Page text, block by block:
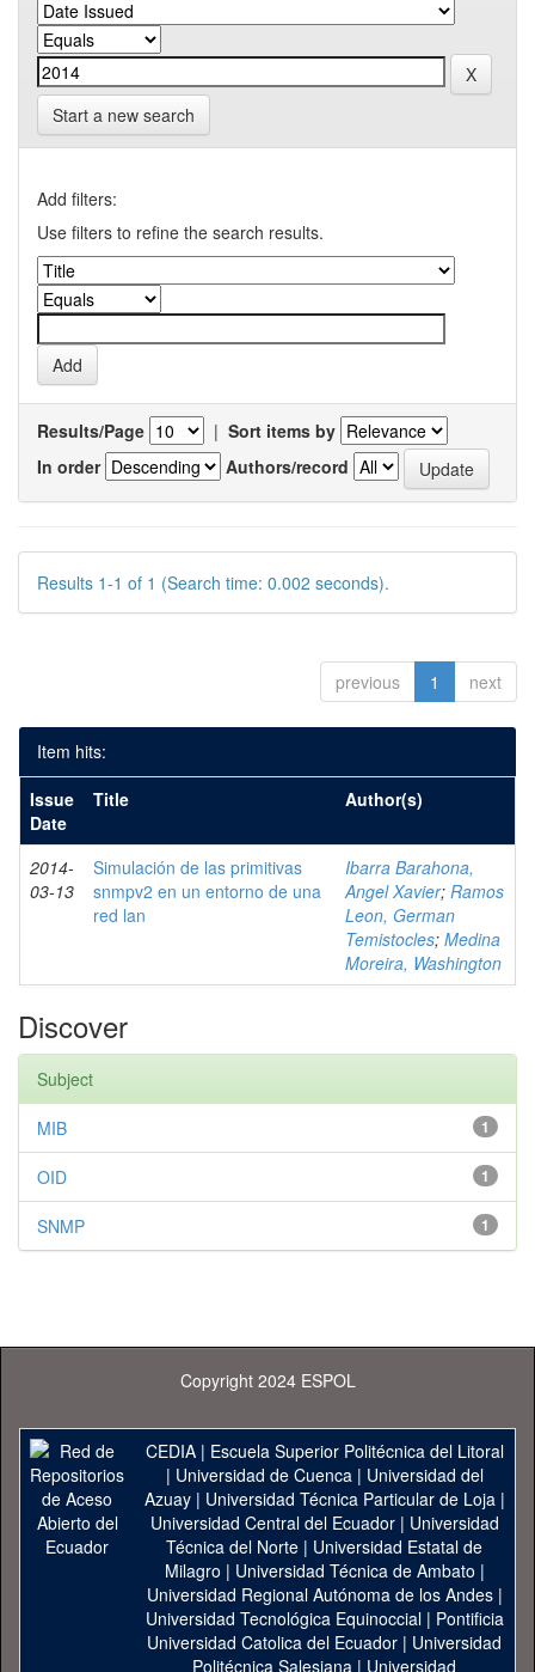
Start a new search
Add filters:
Use filters to refine the search results.
Results/Page | Sort items by
In order
Authors/record
Results 1-1 of 1 (Search time: 0.002 seconds).
previous 1 next
Item hits:
Issue
Date
Title Author(s)
2014-
03-13
Simulación de las primitivas
snmpv2 en un entorno de una
red lan
Ibarra Barahona,
Angel Xavier; Ramos
Leon, German
Temistocles; Medina
Moreira, Washington
Discover
Subject
1
MIB
1
OID
1
SNMP
Copyright 2024 ESPOL
CEDIA| Escuela Superior Politécnica del Litoral
| Universidad de Cuenca| Universidad del
Azuay| Universidad Técnica Particular de Loja|
Universidad Central del Ecuador| Universidad
Técnica del Norte | Universidad Estatal de
Milagro | Universidad Técnica de Ambato |
Universidad Regional Autónoma de los Andes|
Universidad Tecnológica Equinoccial| Pontificia
Universidad Catolica del Ecuador | Universidad
Politécnica Salesiana | Universidad